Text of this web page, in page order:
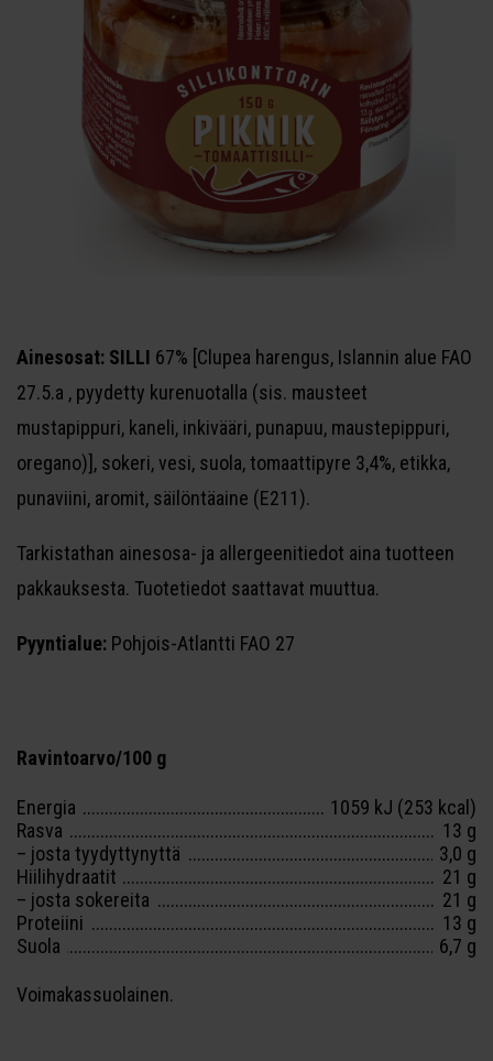
Ainesosat: SILLI 67% [Clupea harengus, Islannin alue FAO
27.5.a , pyydetty kurenuotalla (sis. mausteet
mustapippuri, kaneli, inkivääri, punapuu, maustepippuri,
oregano)], sokeri, vesi, suola, tomaattipyre 3,4%, etikka,
punaviini, aromit, säilöntäaine (E211).
Tarkistathan ainesosa- ja allergeenitiedot aina tuotteen
pakkauksesta. Tuotetiedot saattavat muuttua.
Pyyntialue: Pohjois-Atlantti FAO 27
Ravintoarvo/100 g
Energia
1059 kJ (253 kcal)
Rasva
13 g
– josta tyydyttynyttä
3,0 g
Hiilihydraatit
21 g
– josta sokereita
21 g
Proteiini
13 g
Suola
6,7 g
Voimakassuolainen.